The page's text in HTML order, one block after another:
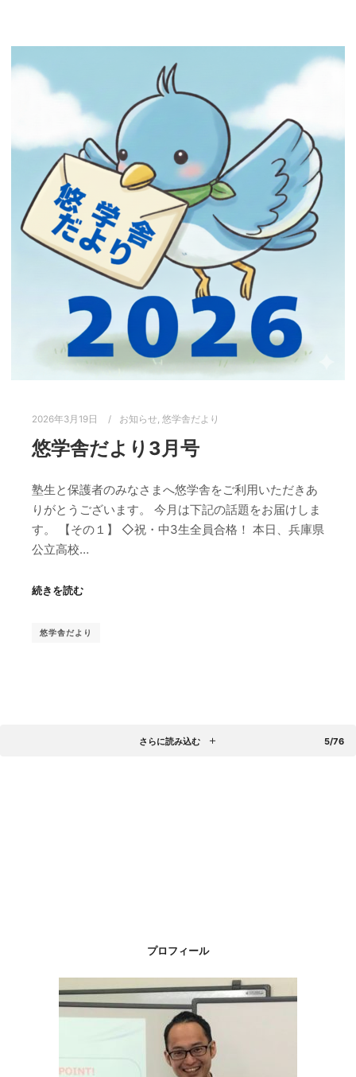
2026年3月19日 お知らせ, 悠学舎だより
悠学舎だより3月号
塾生と保護者のみなさまへ悠学舎をご利用いただきあ
りがとうございます。 今月は下記の話題をお届けしま
す。 【その１】 ◇祝・中3生全員合格！ 本日、兵庫県
公立高校…
続きを読む
悠学舎だより
さらに読み込む 5/76
プロフィール